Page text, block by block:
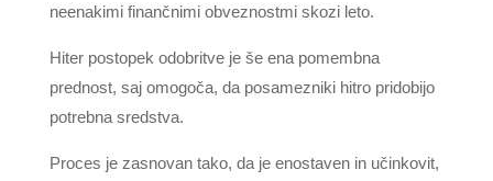
neenakimi finančnimi obveznostmi skozi leto.
Hiter postopek odobritve je še ena pomembna
prednost, saj omogoča, da posamezniki hitro pridobijo
potrebna sredstva.
Proces je zasnovan tako, da je enostaven in učinkovit,